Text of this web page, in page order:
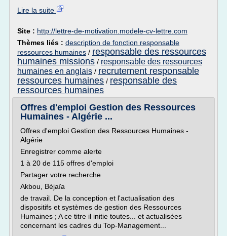
Lire la suite
Site : http://lettre-de-motivation.modele-cv-lettre.com
Thèmes liés : description de fonction responsable
ressources humaines / responsable des ressources
humaines missions / responsable des ressources
humaines en anglais / recrutement responsable
ressources humaines / responsable des
ressources humaines
Offres d'emploi Gestion des Ressources
Humaines - Algérie ...
Offres d'emploi Gestion des Ressources Humaines -
Algérie
Enregistrer comme alerte
1 à 20 de 115 offres d'emploi
Partager votre recherche
Akbou, Béjaïa
de travail. De la conception et l'actualisation des
dispositifs et systèmes de gestion des Ressources
Humaines ; A ce titre il initie toutes... et actualisées
concernant les cadres du Top-Management...